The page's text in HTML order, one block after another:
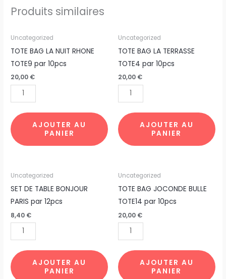
Produits similaires
Uncategorized
TOTE BAG LA NUIT RHONE
TOTE9 par 10pcs
20,00 €
quantité
de
TOTE
BAG
LA
NUIT
RHONE
TOTE9
par
10pcs
AJOUTER AU
PANIER
Uncategorized
TOTE BAG LA TERRASSE
TOTE4 par 10pcs
20,00 €
quantité
de
TOTE
BAG
LA
TERRASSE
TOTE4
par
10pcs
AJOUTER AU
PANIER
Uncategorized
SET DE TABLE BONJOUR
PARIS par 12pcs
8,40 €
quantité
de
SET
TABLE
BONJOUR
PARIS
par
12pcs
AJOUTER AU
PANIER
Uncategorized
TOTE BAG JOCONDE BULLE
TOTE14 par 10pcs
20,00 €
quantité
de
TOTE
JOCONDE
BULLE
TOTE14
par
10pcs
AJOUTER AU
PANIER